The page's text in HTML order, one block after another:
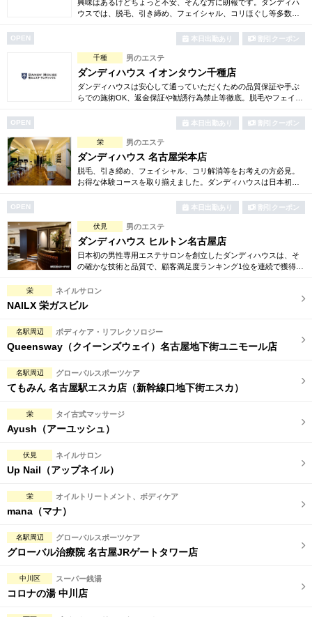
興味はあるけどちょっと不安、そんな方に朗報です。ダンディハ
ウスでは、脱毛、引き締め、フェイシャル、コリほぐし等多数の
OPEN 本日出勤あり 割引クーポン
千種 男のエステ
ダンディハウス イオンタウン千種店
ダンディハウスは安心して通っていただくための品質保証や手ぶ
らでの施術OK、返金保証や勧誘行為禁止等徹底。脱毛やフェイシ
OPEN 本日出勤あり 割引クーポン
栄 男のエステ
ダンディハウス 名古屋栄本店
脱毛、引き締め、フェイシャル、コリ解消等をお考えの方必見。
お得な体験コースを取り揃えました。ダンディハウスは日本初の
OPEN 本日出勤あり 割引クーポン
伏見 男のエステ
ダンディハウス ヒルトン名古屋店
日本初の男性専用エステサロンを創立したダンディハウスは、そ
の確かな技術と品質で、顧客満足度ランキング1位を連続で獲得。
多数ご用意しております。
栄 ネイルサロン
NAILX 栄ガスビル
名駅周辺 ボディケア・リフレクソロジー
Queensway（クイーンズウェイ）名古屋地下街ユニモール店
名駅周辺 グローバルスポーツケア
てもみん 名古屋駅エスカ店（新幹線口地下街エスカ）
栄 タイ古式マッサージ
Ayush（アーユッシュ）
伏見 ネイルサロン
Up Nail（アップネイル）
栄 オイルトリートメント、ボディケア
mana（マナ）
名駅周辺 グローバルスポーツケア
グローバル治療院 名古屋JRゲートタワー店
中川区 スーパー銭湯
コロナの湯 中川店